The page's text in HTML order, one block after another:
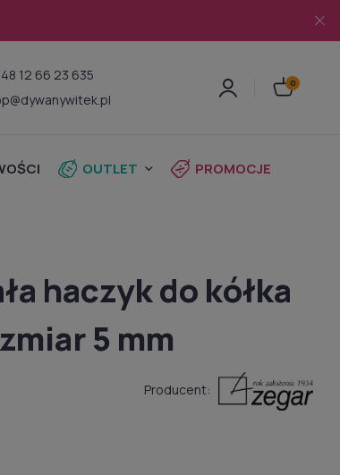
12 66 23 635
OUTLET PROMOCJE
haczyk do kółka
5 mm
Producent: